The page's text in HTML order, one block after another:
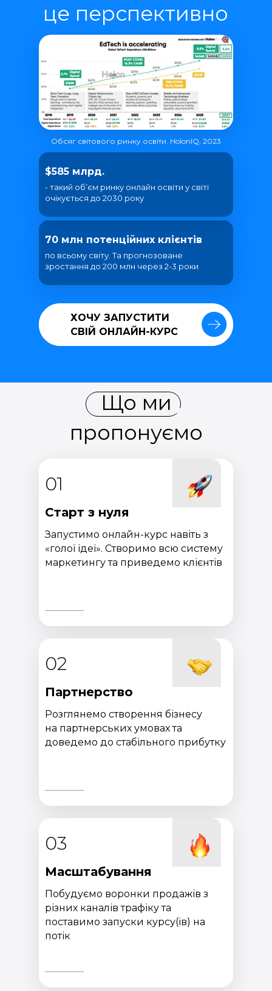
це перспективно
$585 млрд.
Обсяг світового ринку освіти. HolonIQ, 2023
- такий об’єм ринку онлайн освіти у світі
очікується до 2030 року
70 млн потенційних клієнтів
по всьому світу. Та прогнозоване
зростання до 200 млн через 2-3 роки
ХОЧУ ЗАПУСТИТИ
СВІЙ ОНЛАЙН-КУРС
ХОЧУ ЗАПУСТИТИ
СВІЙ ОНЛАЙН-КУРС
Старт з нуля
Партнерство
Масштабування
01
02
03
Запустимо онлайн-курс навіть з
«голої ідеї». Створимо всю систему
маркетингу та приведемо клієнтів
Розглянемо створення бізнесу
на партнерських умовах та
доведемо до стабільного прибутку
Побудуємо воронки продажів з
різних каналів трафіку та
поставимо запуски курсу(ів) на
потік
Що ми
пропонуємо